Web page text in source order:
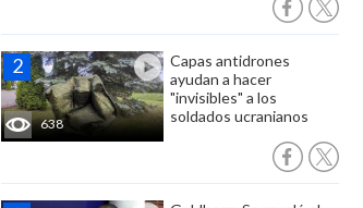
638
Capas antidrones
ayudan a hacer
"invisibles" a los
soldados ucranianos